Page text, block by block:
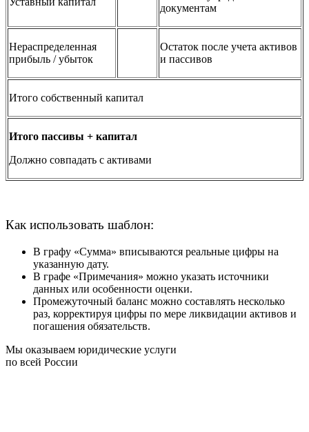
документам
Нераспределенная
прибыль / убыток
Остаток после учета активов
и пассивов
Итого собственный капитал
Итого пассивы + капитал
Должно совпадать с активами
Как использовать шаблон:
В графу «Сумма» вписываются реальные цифры на
указанную дату.
В графе «Примечания» можно указать источники
данных или особенности оценки.
Промежуточный баланс можно составлять несколько
раз, корректируя цифры по мере ликвидации активов и
погашения обязательств.
Мы оказываем юридические услуги
по всей России